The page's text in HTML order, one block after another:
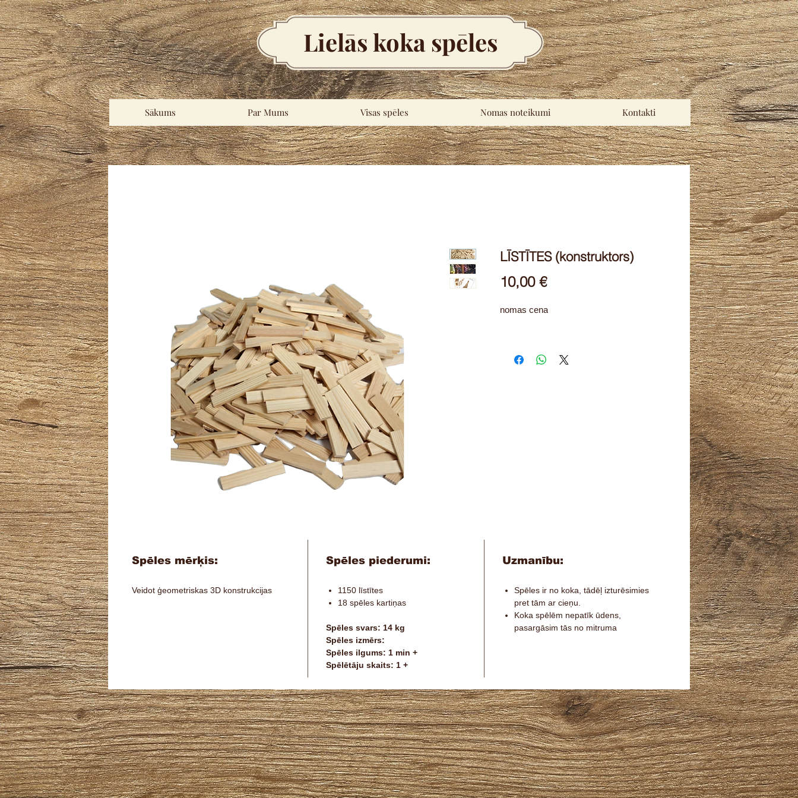
Lielās koka spēles
Sākums Par Mums Visas spēles Nomas noteikumi Kontakti
LĪSTĪTES (konstruktors)
10,00 €Cena
nomas cena
Spēles mērķis:
Veidot ģeometriskas 3D konstrukcijas
Spēles piederumi:
1150 līstītes
18 spēles kartiņas
Spēles svars: 14 kg
Spēles izmērs:
Spēles ilgums: 1 min +
Spēlētāju skaits: 1 +
Uzmanību:
Spēles ir no koka, tādēļ izturēsimies
pret tām ar cieņu.
Koka spēlēm nepatīk ūdens,
pasargāsim tās no mitruma